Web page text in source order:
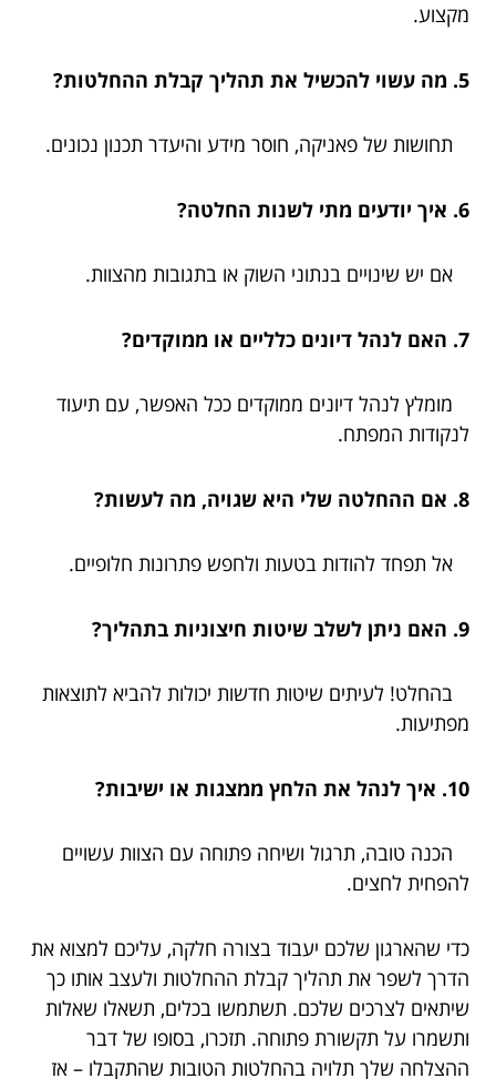
מקצוע.
5. מה עשוי להכשיל את תהליך קבלת ההחלטות?
תחושות של פאניקה, חוסר מידע והיעדר תכנון נכונים.
6. איך יודעים מתי לשנות החלטה?
אם יש שינויים בנתוני השוק או בתגובות מהצוות.
7. האם לנהל דיונים כלליים או ממוקדים?
מומלץ לנהל דיונים ממוקדים ככל האפשר, עם תיעוד
לנקודות המפתח.
8. אם ההחלטה שלי היא שגויה, מה לעשות?
אל תפחד להודות בטעות ולחפש פתרונות חלופיים.
9. האם ניתן לשלב שיטות חיצוניות בתהליך?
בהחלט! לעיתים שיטות חדשות יכולות להביא לתוצאות
מפתיעות.
10. איך לנהל את הלחץ ממצגות או ישיבות?
הכנה טובה, תרגול ושיחה פתוחה עם הצוות עשויים
להפחית לחצים.
כדי שהארגון שלכם יעבוד בצורה חלקה, עליכם למצוא את
הדרך לשפר את תהליך קבלת ההחלטות ולעצב אותו כך
שיתאים לצרכים שלכם. תשתמשו בכלים, תשאלו שאלות
ותשמרו על תקשורת פתוחה. תזכרו, בסופו של דבר
ההצלחה שלך תלויה בהחלטות הטובות שהתקבלו – אז